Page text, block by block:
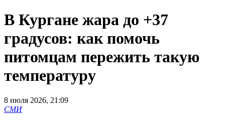
В Кургане жара до +37
градусов: как помочь
питомцам пережить такую
температуру
8 июля 2026, 21:09
СМИ